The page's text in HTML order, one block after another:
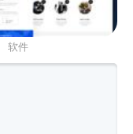
软件